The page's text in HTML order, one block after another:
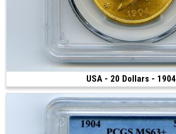
USA - 20 Dollars - 1904
(1904 • Philadelphie • 34 mm)